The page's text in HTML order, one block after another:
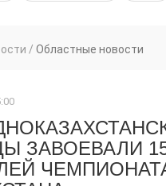
/ Областные новости
ЗАВОЕВАЛИ